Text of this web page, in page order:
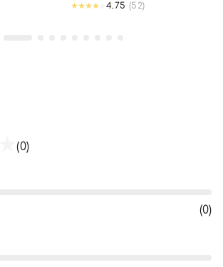
4.75 (52)
(0)
(0)